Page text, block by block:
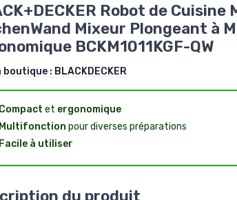
Robot de
Mixeur Plongeant à
BCKM1011KGF-QW
boutique : BLACKDECKER
Compact et ergonomique
Multifonction pour diverses préparations
Facile à utiliser